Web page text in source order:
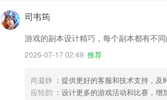
司韦筠
游戏的副本设计精巧，每个副本都有不
2026-07-17 02:49 推荐
尚凝静 ：提供更好的客服和技术支持，
应轮韵 ：设计更多的游戏活动和比赛，增